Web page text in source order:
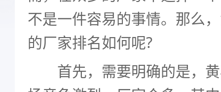
不是一件容易的事情。那么
的厂家排名如何呢?
首先，需要明确的是，黄